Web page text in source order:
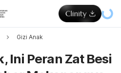
Gizi Anak
Ini Peran Zat Besi